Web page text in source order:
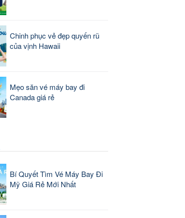
Chinh phục vẻ đẹp quyến rũ
của vịnh Hawaii
Mẹo săn vé máy bay đi
Canada giá rẻ
Bí Quyết Tìm Vé Máy Bay Đi
Mỹ Giá Rẻ Mới Nhất